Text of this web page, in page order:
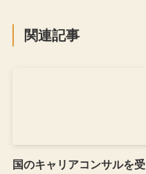
関連記事
国のキャリアコンサルを受